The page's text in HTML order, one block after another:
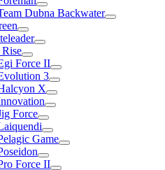
Dubna Backwater
Force II
3
X
Force
Game
Force II